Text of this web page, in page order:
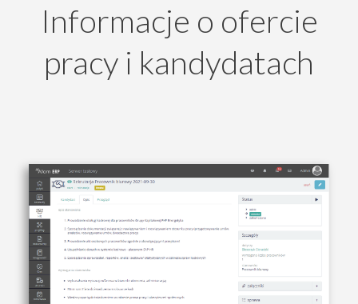
Informacje o ofercie
pracy i kandydatach